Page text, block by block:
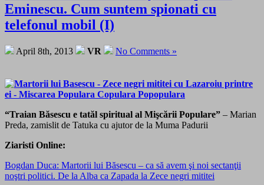
Eminescu. Cum suntem spionati cu
telefonul mobil (I)
April 8th, 2013 VR No Comments »
“Traian Băsescu e tatăl spiritual al Mişcării Populare” – Marian
Preda, zamislit de Tatuka cu ajutor de la Muma Padurii
Ziaristi Online:
Bogdan Duca: Martorii lui Băsescu – ca să avem şi noi sectanţii
noştri politici. De la Alba ca Zapada la Zece negri mititei